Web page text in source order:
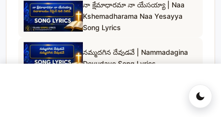
నా క్షేమాధారమా నా యేసయ్యా | Naa
Kshemadharama Naa Yesayya
Song Lyrics
నమ్మదగిన దేవుడవే | Nammadagina
Devudave Song Lyrics